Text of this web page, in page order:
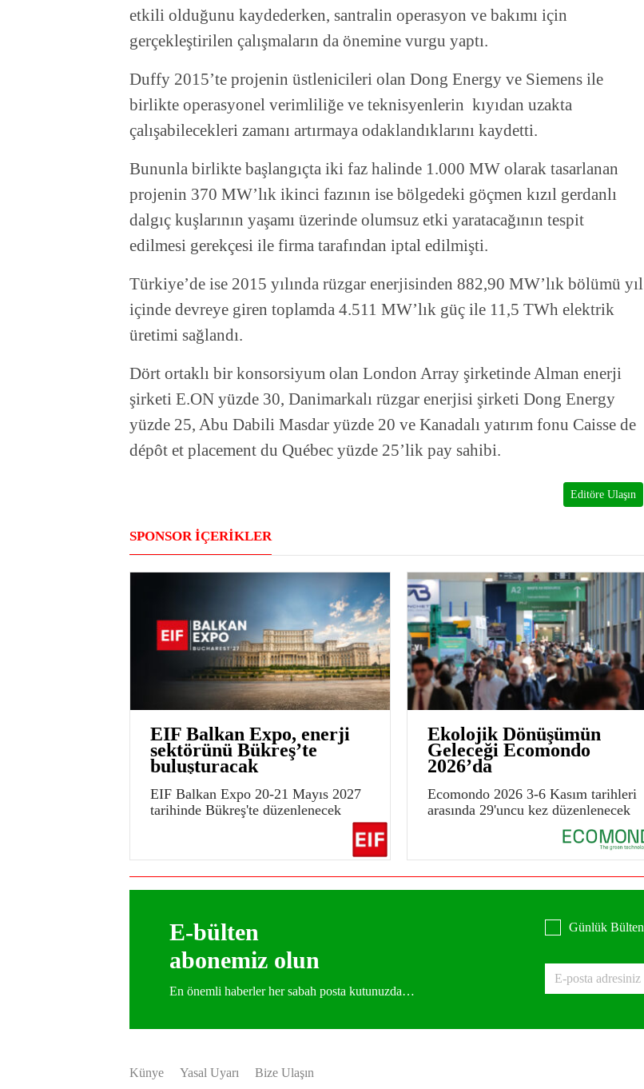
etkili olduğunu kaydederken, santralin operasyon ve bakımı için
gerçekleştirilen çalışmaların da önemine vurgu yaptı.
Duffy 2015’te projenin üstlenicileri olan Dong Energy ve Siemens ile
birlikte operasyonel verimliliğe ve teknisyenlerin kıyıdan uzakta
çalışabilecekleri zamanı artırmaya odaklandıklarını kaydetti.
Bununla birlikte başlangıçta iki faz halinde 1.000 MW olarak tasarlanan
projenin 370 MW’lık ikinci fazının ise bölgedeki göçmen kızıl gerdanlı
dalgıç kuşlarının yaşamı üzerinde olumsuz etki yaratacağının tespit
edilmesi gerekçesi ile firma tarafından iptal edilmişti.
Türkiye’de ise 2015 yılında rüzgar enerjisinden 882,90 MW’lık bölümü yıl
içinde devreye giren toplamda 4.511 MW’lık güç ile 11,5 TWh elektrik
üretimi sağlandı.
Dört ortaklı bir konsorsiyum olan London Array şirketinde Alman enerji
şirketi E.ON yüzde 30, Danimarkalı rüzgar enerjisi şirketi Dong Energy
yüzde 25, Abu Dabili Masdar yüzde 20 ve Kanadalı yatırım fonu Caisse de
dépôt et placement du Québec yüzde 25’lik pay sahibi.
Editöre Ulaşın
SPONSOR İÇERİKLER
EIF Balkan Expo, enerji
sektörünü Bükreş’te
buluşturacak
EIF Balkan Expo 20-21 Mayıs 2027
tarihinde Bükreş'te düzenlenecek
Ekolojik Dönüşümün
Geleceği Ecomondo
2026’da
Ecomondo 2026 3-6 Kasım tarihleri
arasında 29'uncu kez düzenlenecek
E-bülten
abonemiz olun
En önemli haberler her sabah posta kutunuzda…
Günlük Bülten
Künye Yasal Uyarı Bize Ulaşın